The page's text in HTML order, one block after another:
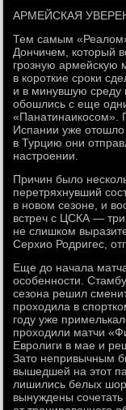
АРМЕЙСКАЯ
Тем самым
Дончичем, который
грозную
в короткие сроки
и в минувшую среду
обошлись с еще
«Панатинаикосом».
Испании уже
в Турцию они
настроении.
Причин было
перетряхнувший
в новом сезоне, и
встреч с ЦСКА —
не слишком
Серхио Родригес,
Еще до начала
особенности.
сезона решил
проходила в
году уже
проходили матчи
Евролиги в мае и
Зато непривычным
вышедшей на этот
лишились белых
вынуждены